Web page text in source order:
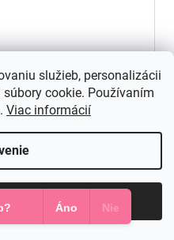
služieb, personalizácii
cookie. Používaním
Viac informácií
shope
Áno Nie